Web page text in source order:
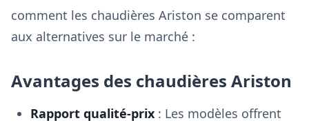
comment les chaudières Ariston se comparent
aux alternatives sur le marché :
Avantages des chaudières Ariston
Rapport qualité-prix : Les modèles offrent